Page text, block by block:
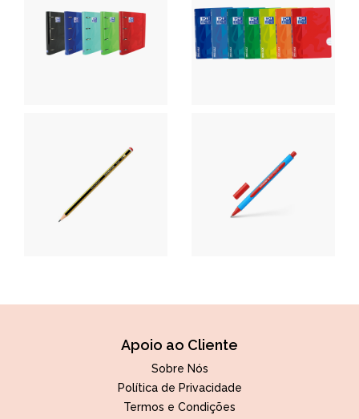
Apoio ao Cliente
Sobre Nós
Política de Privacidade
Termos e Condições